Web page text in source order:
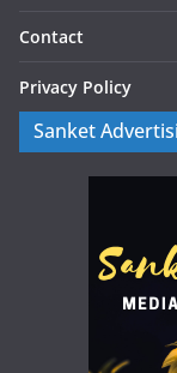
Contact
Privacy Policy
Sanket